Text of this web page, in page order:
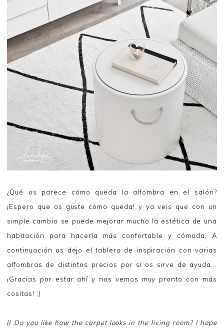
¿Qué os parece cómo queda la alfombra en el salón?
¡Espero que os guste cómo queda! y ya veis que con un
simple cambio se puede mejorar mucho la estética de una
habitación para hacerla más confortable y cómoda. A
continuación os dejo el tablero de inspiración con varias
alfombras de distintos precios por si os sirve de ayuda...
¡Gracias por estar ahí y nos vemos muy pronto con más
cositas! ;)
// Do you like how the carpet looks in the living room? I hope